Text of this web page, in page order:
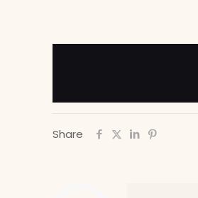
Share